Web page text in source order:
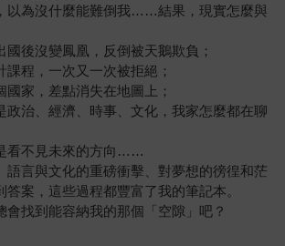
以為沒什麼能難倒我……結果，現實怎麼與
國後沒變鳳凰，反倒被天鵝欺負；
程，一次又一次被拒絕；
家，差點消失在地圖上；
政治、經濟、時事、文化，我家怎麼都在聊
看不見未來的方向……
語言與文化的重磅衝擊、對夢想的徬徨和茫
案，這些過程都豐富了我的筆記本。
會找到能容納我的那個「空隙」吧？